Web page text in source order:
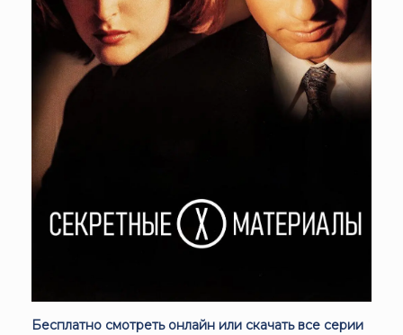
Бесплатно смотреть онлайн или скачать все серии